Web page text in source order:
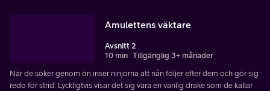
Amulettens väktare
Avsnitt 2
10 min Tillgänglig 3+ månader
När de söker genom ön inser ninjorna att nån följer efter dem och gör sig
redo för strid. Lyckligtvis visar det sig vara en vänlig drake som de kallar